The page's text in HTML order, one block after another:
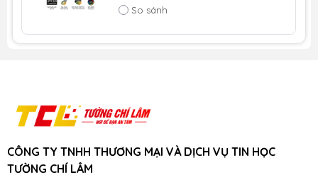
Công
thật
270W
cấp
điện
main
So sánh
CÔNG TY TNHH THƯƠNG MẠI VÀ DỊCH VỤ TIN HỌC
TƯỜNG CHÍ LÂM